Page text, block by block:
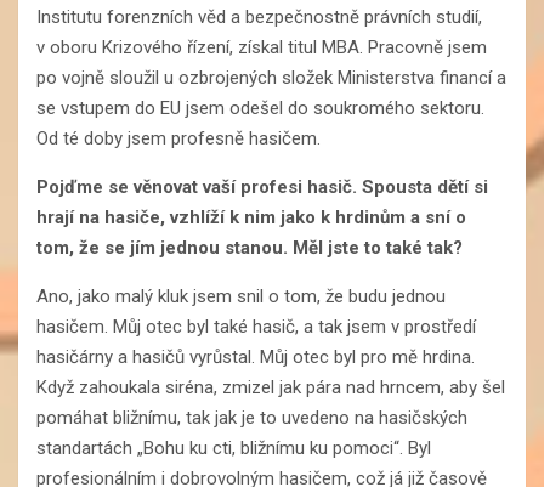
Institutu forenzních věd a bezpečnostně právních studií,
v oboru Krizového řízení, získal titul MBA. Pracovně jsem
po vojně sloužil u ozbrojených složek Ministerstva financí a
se vstupem do EU jsem odešel do soukromého sektoru.
Od té doby jsem profesně hasičem.
Pojďme se věnovat vaší profesi hasič. Spousta dětí si
hrají na hasiče, vzhlíží k nim jako k hrdinům a sní o
tom, že se jím jednou stanou. Měl jste to také tak?
Ano, jako malý kluk jsem snil o tom, že budu jednou
hasičem. Můj otec byl také hasič, a tak jsem v prostředí
hasičárny a hasičů vyrůstal. Můj otec byl pro mě hrdina.
Když zahoukala siréna, zmizel jak pára nad hrncem, aby šel
pomáhat bližnímu, tak jak je to uvedeno na hasičských
standartách „Bohu ku cti, bližnímu ku pomoci“. Byl
profesionálním i dobrovolným hasičem, což já již časově